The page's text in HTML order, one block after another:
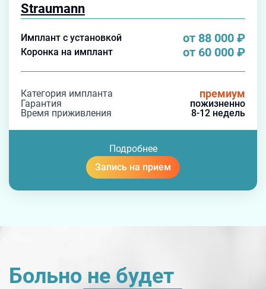
Straumann
Имплант с установкой от 88 000 ₽
Коронка на имплант от 60 000 ₽
Категория импланта премиум
Гарантия
пожизненно
Время приживления
8-12 недель
Подробнее
Запись на прием
Больно не будет